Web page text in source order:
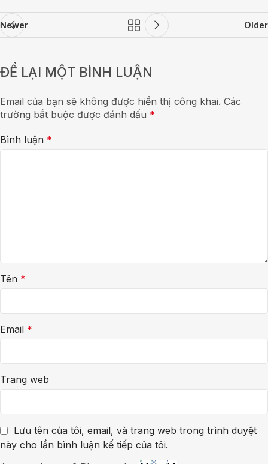
Newer Older
ĐỂ LẠI MỘT BÌNH LUẬN
Email của bạn sẽ không được hiển thị công khai. Các
trường bắt buộc được đánh dấu *
Bình luận *
Tên *
Email *
Trang web
Lưu tên của tôi, email, và trang web trong trình duyệt
này cho lần bình luận kế tiếp của tôi.